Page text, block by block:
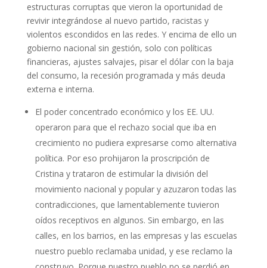
estructuras corruptas que vieron la oportunidad de
revivir integrándose al nuevo partido, racistas y
violentos escondidos en las redes. Y encima de ello un
gobierno nacional sin gestión, solo con políticas
financieras, ajustes salvajes, pisar el dólar con la baja
del consumo, la recesión programada y más deuda
externa e interna.
El poder concentrado económico y los EE. UU.
operaron para que el rechazo social que iba en
crecimiento no pudiera expresarse como alternativa
política. Por eso prohijaron la proscripción de
Cristina y trataron de estimular la división del
movimiento nacional y popular y azuzaron todas las
contradicciones, que lamentablemente tuvieron
oídos receptivos en algunos. Sin embargo, en las
calles, en los barrios, en las empresas y las escuelas
nuestro pueblo reclamaba unidad, y ese reclamo la